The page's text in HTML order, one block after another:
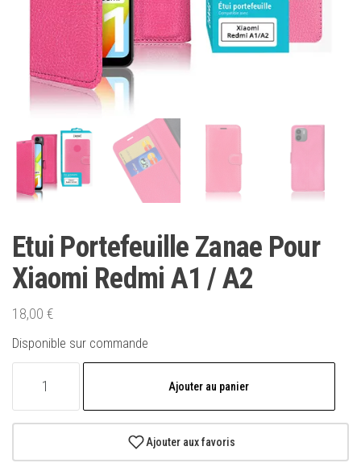
Etui Portefeuille Zanae Pour
Xiaomi Redmi A1 / A2
18,00 €
Disponible sur commande
Zanae
Ajouter au panier
Ajouter aux favoris